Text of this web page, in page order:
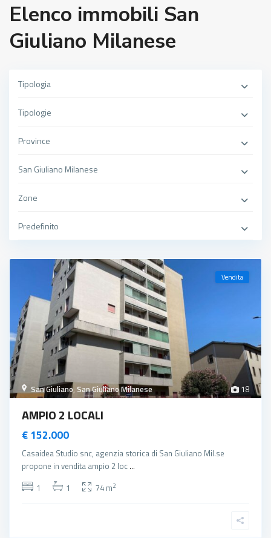
Elenco immobili San
Giuliano Milanese
Tipologia
Tipologie
Province
San Giuliano Milanese
Zone
Predefinito
18
San Giuliano, San Giuliano Milanese
Vendita
AMPIO 2 LOCALI
€ 152.000
Casaidea Studio snc, agenzia storica di San Giuliano Mil.se
propone in vendita ampio 2 loc ...
1
1 74 m2